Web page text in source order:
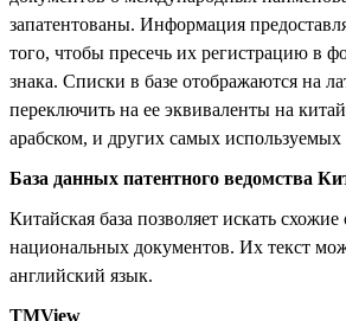
запатентованы. Информация
того, чтобы пресечь их регистрацию в
знака. Списки в базе отображаются на
переключить на ее эквиваленты на
арабском, и других самых используемых
База данных патентного ведомства
Китайская база позволяет искать схожие
национальных документов. Их текст
английский язык.
TMView